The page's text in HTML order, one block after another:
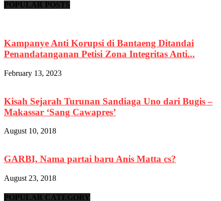
POPULAR POSTS
Kampanye Anti Korupsi di Bantaeng Ditandai
Penandatanganan Petisi Zona Integritas Anti...
February 13, 2023
Kisah Sejarah Turunan Sandiaga Uno dari Bugis –
Makassar ‘Sang Cawapres’
August 10, 2018
GARBI, Nama partai baru Anis Matta cs?
August 23, 2018
POPULAR CATEGORY